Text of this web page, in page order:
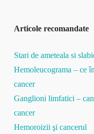
Articole recomandate
Stari de ameteala si
Hemoleucograma – ce
cancer
Ganglioni limfatici –
cancer
Hemoroizii şi cancerul